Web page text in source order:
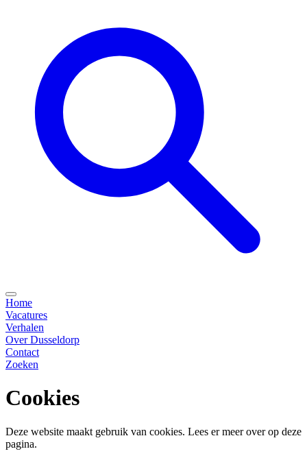
Home
Vacatures
Verhalen
Over Dusseldorp
Contact
Zoeken
Cookies
Deze website maakt gebruik van cookies. Lees er meer over op deze
pagina.